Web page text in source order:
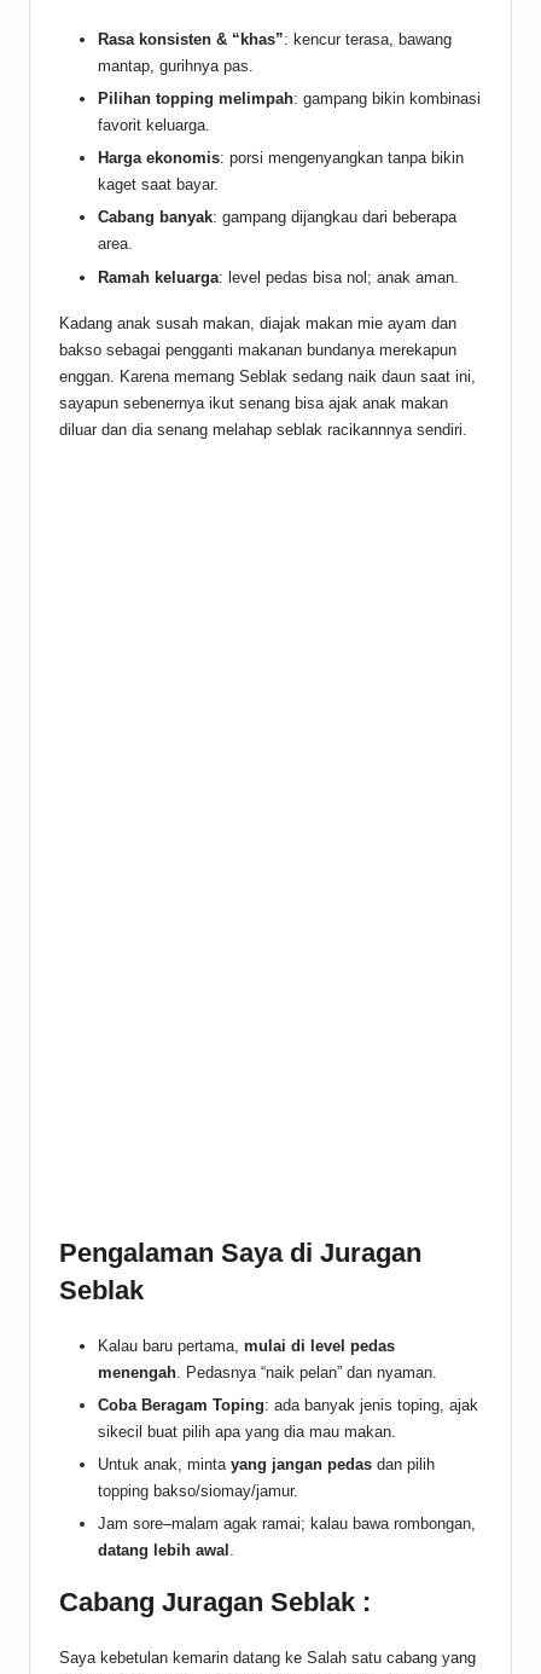
Rasa konsisten & “khas”: kencur terasa, bawang
mantap, gurihnya pas.
Pilihan topping melimpah: gampang bikin kombinasi
favorit keluarga.
Harga ekonomis: porsi mengenyangkan tanpa bikin
kaget saat bayar.
Cabang banyak: gampang dijangkau dari beberapa
area.
Ramah keluarga: level pedas bisa nol; anak aman.
Kadang anak susah makan, diajak makan mie ayam dan
bakso sebagai pengganti makanan bundanya merekapun
enggan. Karena memang Seblak sedang naik daun saat ini,
sayapun sebenernya ikut senang bisa ajak anak makan
diluar dan dia senang melahap seblak racikannnya sendiri.
Pengalaman Sayadi Juragan
Seblak
Kalau baru pertama, mulai di level pedas
menengah . Pedasnya “naik pelan” dan nyaman.
Coba Beragam Toping: ada banyak jenis toping, ajak
sikecil buat pilih apa yang dia mau makan.
Untuk anak, minta yang jangan pedas dan pilih
topping bakso/siomay/jamur.
Jam sore–malam agak ramai; kalau bawa rombongan,
datang lebih awal .
Cabang Juragan Seblak :
Saya kebetulan kemarin datang ke Salah satu cabang yang